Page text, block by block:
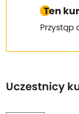
Ten
Przystąp
Uczestnicy